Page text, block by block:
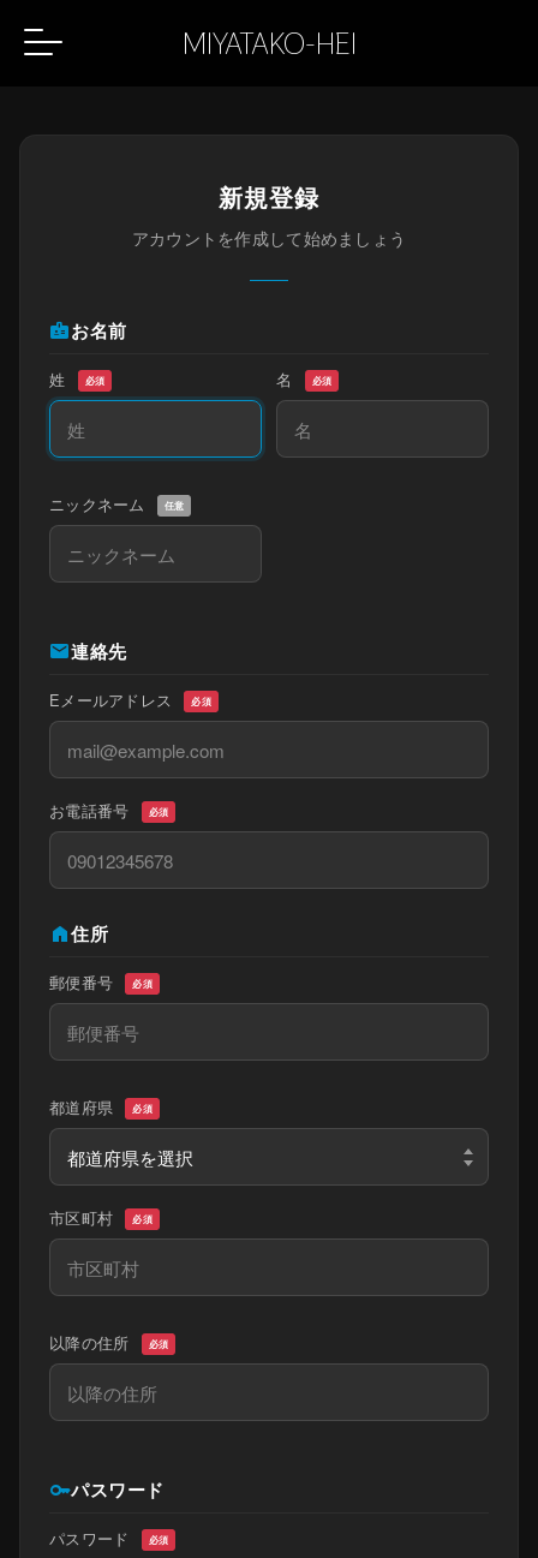
MIYATAKO-HEI
新規登録
アカウントを作成して始めましょう
badgeお名前
姓 必須 名 必須
ニックネーム 任意
mail連絡先
Eメールアドレス 必須
お電話番号 必須
home住所
郵便番号 必須
都道府県 必須
市区町村 必須
以降の住所 必須
keyパスワード
パスワード 必須